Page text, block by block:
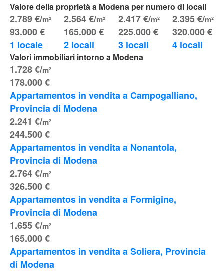
Valore della proprietà a Modena per numero di locali
93.000 €
2.789 €/m²
1 locale
165.000 €
2.564 €/m²
2 locali
225.000 €
2.417 €/m²
3 locali
320.000 €
2.395 €/m²
4 locali
Valori immobiliari intorno a Modena
178.000 €
1.728 €/m²
Appartamentos in vendita a Campogalliano,
Provincia di Modena
244.500 €
2.241 €/m²
Appartamentos in vendita a Nonantola,
Provincia di Modena
326.500 €
2.764 €/m²
Appartamentos in vendita a Formigine,
Provincia di Modena
165.000 €
1.655 €/m²
Appartamentos in vendita a Soliera, Provincia
di Modena